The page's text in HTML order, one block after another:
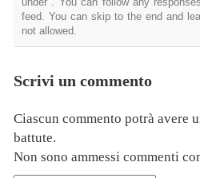
feed. You can skip to the end and
not allowed.
Scrivi un commento
Ciascun commento potrà avere
battute.
Non sono ammessi commenti